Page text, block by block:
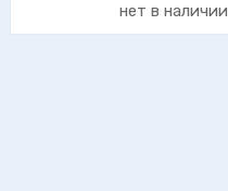
нет в наличии